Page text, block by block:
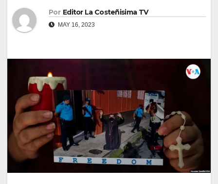
Por Editor La Costeñisima TV
MAY 16, 2023